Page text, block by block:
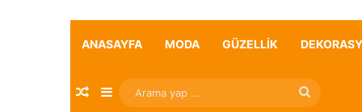
ANASAYFA MODA GÜZELLIK
Rastgele Makale
Kenar Bölmesi
Arama